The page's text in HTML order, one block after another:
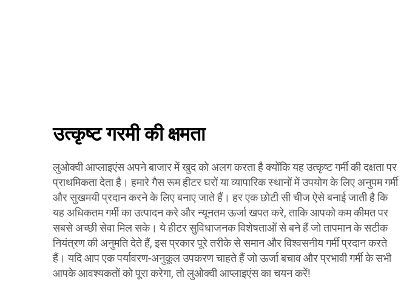
उत्कृष्ट गरमी की क्षमता
लुओक्वी आप्लाइएंस अपने बाजार में खुद को अलग करता है क्योंकि यह उत्कृष्ट गर्मी की दक्षता पर
प्राथमिकता देता है। हमारे गैस रूम हीटर घरों या व्यापारिक स्थानों में उपयोग के लिए अनुपम गर्मी
और सुखमयी प्रदान करने के लिए बनाए जाते हैं। हर एक छोटी सी चीज ऐसे बनाई जाती है कि
यह अधिकतम गर्मी का उत्पादन करे और न्यूनतम ऊर्जा खपत करे, ताकि आपको कम कीमत पर
सबसे अच्छी सेवा मिल सके। ये हीटर सुविधाजनक विशेषताओं से बने हैं जो तापमान के सटीक
नियंत्रण की अनुमति देते हैं, इस प्रकार पूरे तरीके से समान और विश्वसनीय गर्मी प्रदान करते
हैं। यदि आप एक पर्यावरण-अनुकूल उपकरण चाहते हैं जो ऊर्जा बचाव और प्रभावी गर्मी के सभी
आपके आवश्यकतों को पूरा करेगा, तो लुओक्वी आप्लाइएंस का चयन करें!